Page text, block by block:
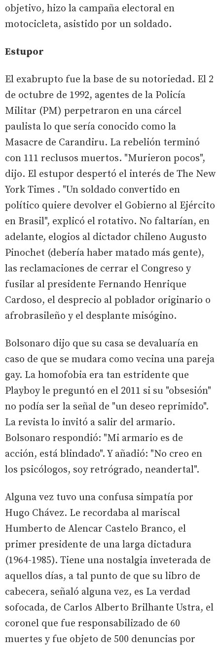
objetivo, hizo la campaña electoral en
motocicleta, asistido por un soldado.
Estupor
El exabrupto fue la base de su notoriedad. El 2
de octubre de 1992, agentes de la Policía
Militar (PM) perpetraron en una cárcel
paulista lo que sería conocido como la
Masacre de Carandiru. La rebelión terminó
con 111 reclusos muertos. "Murieron pocos",
dijo. El estupor despertó el interés de The New
York Times . "Un soldado convertido en
político quiere devolver el Gobierno al Ejército
en Brasil", explicó el rotativo. No faltarían, en
adelante, elogios al dictador chileno Augusto
Pinochet (debería haber matado más gente),
las reclamaciones de cerrar el Congreso y
fusilar al presidente Fernando Henrique
Cardoso, el desprecio al poblador originario o
afrobrasileño y el desplante misógino.
Bolsonaro dijo que su casa se devaluaría en
caso de que se mudara como vecina una pareja
gay. La homofobia era tan estridente que
Playboy le preguntó en el 2011 si su "obsesión"
no podía ser la señal de "un deseo reprimido".
La revista lo invitó a salir del armario.
Bolsonaro respondió: "Mi armario es de
acción, está blindado". Y añadió: "No creo en
los psicólogos, soy retrógrado, neandertal".
Alguna vez tuvo una confusa simpatía por
Hugo Chávez. Le recordaba al mariscal
Humberto de Alencar Castelo Branco, el
primer presidente de una larga dictadura
(1964-1985). Tiene una nostalgia inveterada de
aquellos días, a tal punto de que su libro de
cabecera, señaló alguna vez, es La verdad
sofocada, de Carlos Alberto Brilhante Ustra, el
coronel que fue responsabilizado de 60
muertes y fue objeto de 500 denuncias por